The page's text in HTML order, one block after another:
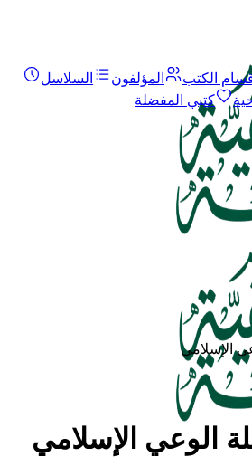
الكتب المؤلفون
السلاسل
كتبي المفضلة
الإسلامي
الوعي الإسلامي